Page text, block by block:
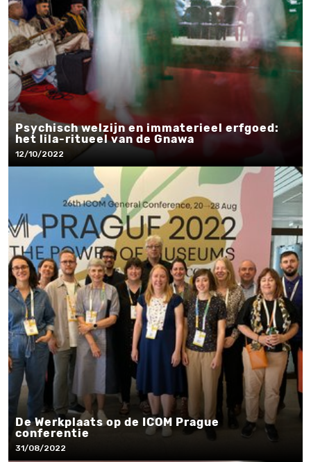
Psychisch welzijn en immaterieel erfgoed:
het lila-ritueel van de Gnawa
12/10/2022
De Werkplaats op de ICOM Prague
conferentie
31/08/2022